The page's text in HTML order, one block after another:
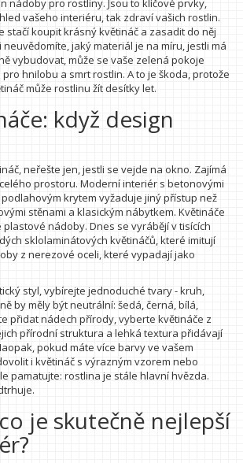
nádoby pro rostliny. Jsou to klíčové prvky,
vašeho interiéru, tak zdraví vašich rostlin.
stačí koupit krásný květináč a zasadit do něj
jaký materiál je na míru, jestli má
vybudovat, může se vaše zelená pokoje
hnilobu a smrt rostlin. A to je škoda, protože
může rostlinu žít desítky let.
když design
neřešte jen, jestli se vejde na okno. Zajímá
prostoru. Moderní interiér s betonovými
krytem vyžaduje jiný přístup než
stěnami a klasickým nábytkem. Květináče
nádoby. Dnes se vyrábějí v tisících
sklolaminátových květináčů, které imitují
z nerezové oceli, které vypadají jako
styl, vybírejte jednoduché tvary - kruh,
by měly být neutrální: šedá, černá, bílá,
přidat nádech přírody, vyberte květináče z
přírodní struktura a lehká textura přidávají
pokud máte více barvy ve vašem
i květináč s výrazným vzorem nebo
pamatujte: rostlina je stále hlavní hvězda.
je skutečně nejlepší